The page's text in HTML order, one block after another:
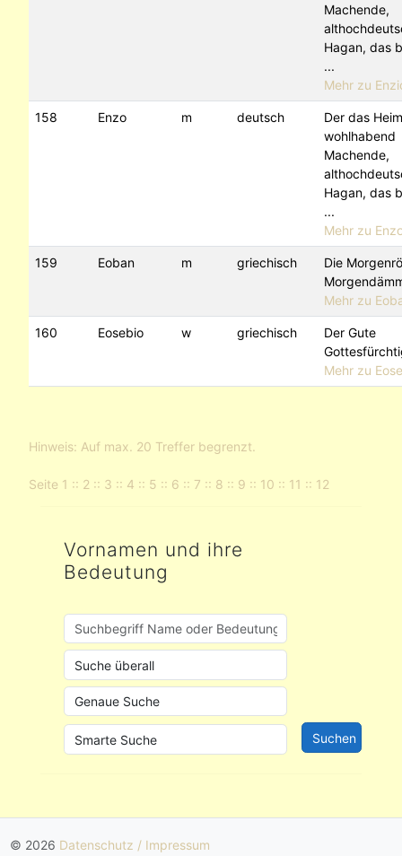
Machende,
Hagan, das
...
Mehr zu
158 Enzo m deutsch
Der das
wohlhabend
Machende,
Hagan, das
...
Mehr zu
159 Eoban m griechisch
Die
Mehr zu
160 Eosebio w griechisch
Der Gute
Mehr zu
Hinweis: Auf max. 20 Treffer begrenzt.
Seite 1 :: 2 :: 3 :: 4 :: 5 :: 6 :: 7 :: 8 :: 9 :: 10 :: 11 :: 12
Vornamen und ihre
Bedeutung
© 2026 Datenschutz / Impressum